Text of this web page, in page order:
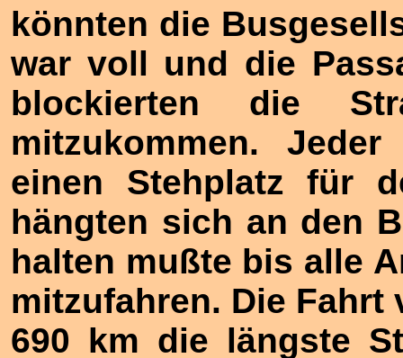
könnten die
war voll und die
blockierten die
mitzukommen.
einen Stehplatz für
hängten sich an den
halten mußte bis alle
mitzufahren. Die
690 km die längste